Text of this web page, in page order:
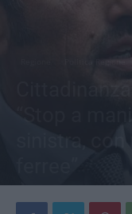
Politica Regione
sinistra,